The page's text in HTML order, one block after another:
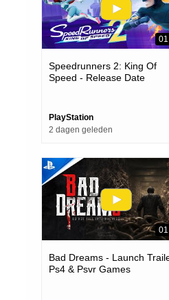
Speedrunners 2: King Of
Speed - Release Date
PlayStation
2 dagen geleden
Bad Dreams - Launch
Ps4 & Psvr Games